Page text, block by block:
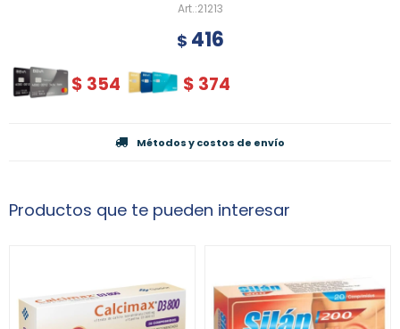
21213
$ 416
$ 354 $ 374
Métodos y costos de envío
Productos que te pueden interesar